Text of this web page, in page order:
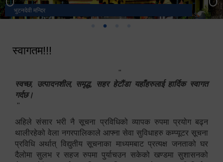
भुटनदेवी मन्दिर
स्मारक
हेटौंडा उपमहानगरपालिका नगर कार्यपालिकाको कार्यालय
मनकामना डाँडाबाट देखिएको दृश्य
स्वागतम!!!
"
स्वच्छ, उत्पादनशील, समृद्ध, सहर हेटौंडा यहाँहरुलाई हार्दिक स्वागत
गर्दछ।
"
अहिले संसार भरी नै सूचना प्रविधिको व्यापक रुपमा प्रयोग बढ्न
थालीरहेको वेला नगरपालिकाले आफ्ना सेवा सुविधाहरु कम्प्यूटर सूचना
प्रविधि अर्थात् विद्युतीय सूचनाका माध्यमबाट प्रत्यक्ष जनताको घर
दैलोमा सुलभ र सहज रुपमा पुर्याचउन सकेको खण्डमा सुशासनको